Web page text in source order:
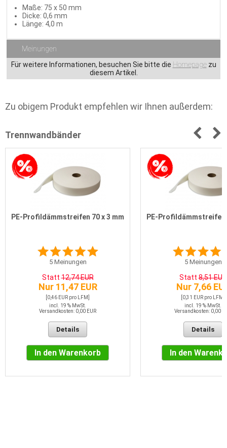
Maße: 75 x 50 mm
Dicke: 0,6 mm
Länge: 4,0 m
Meinungen
Für weitere Informationen, besuchen Sie bitte die Homepagezu
diesem Artikel.
Zu obigem Produkt empfehlen wir Ihnen außerdem:
Trennwandbänder
PE-Profildämmstreifen 70 x 3 mm
5Meinungen
Statt12,74 EUR
Nur 11,47 EUR
[0,46 EUR pro LFM]
incl. 19 % MwSt.
Versandkosten: 0,00 EUR
Details
In den Warenkorb
PE-Profildämmstreifen
5Meinungen
Statt8,51 EUR
Nur 7,66
[0,31 EUR pro LFM]
incl. 19 % MwSt.
Versandkosten: 0,00
Details
In den